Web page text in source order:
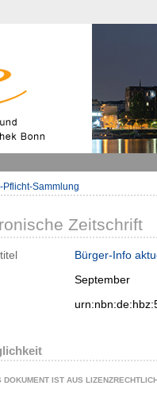
Pflicht-Sammlung
Zeitschrift
Bürger-Info
September
DOKUMENT IST AUS